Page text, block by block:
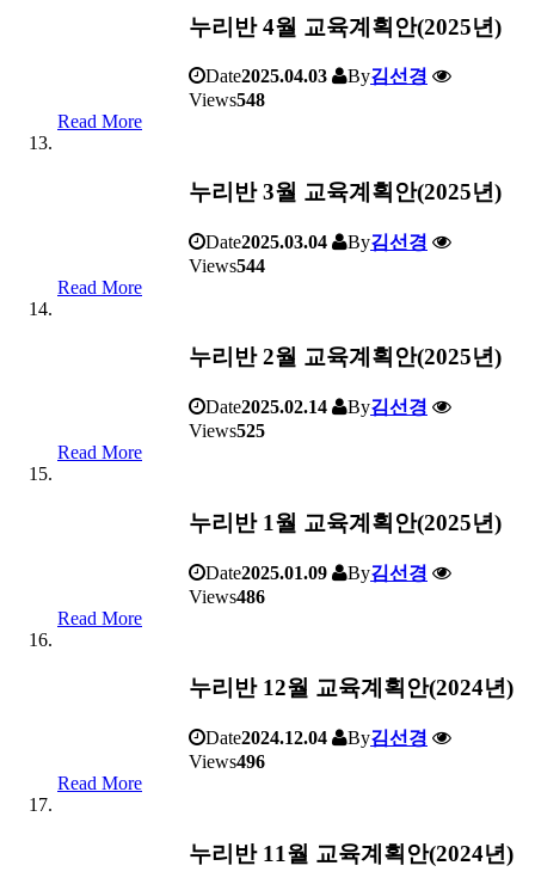
누리반 4월 교육계획안(2025년)
Date2025.04.03 By김선경
Views548
Read More
누리반 3월 교육계획안(2025년)
Date2025.03.04 By김선경
Views544
Read More
누리반 2월 교육계획안(2025년)
Date2025.02.14 By김선경
Views525
Read More
누리반 1월 교육계획안(2025년)
Date2025.01.09 By김선경
Views486
Read More
누리반 12월 교육계획안(2024년)
Date2024.12.04 By김선경
Views496
Read More
누리반 11월 교육계획안(2024년)